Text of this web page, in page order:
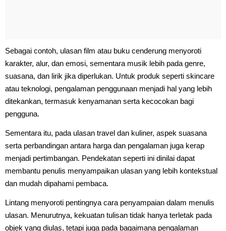
Sebagai contoh, ulasan film atau buku cenderung menyoroti
karakter, alur, dan emosi, sementara musik lebih pada genre,
suasana, dan lirik jika diperlukan. Untuk produk seperti skincare
atau teknologi, pengalaman penggunaan menjadi hal yang lebih
ditekankan, termasuk kenyamanan serta kecocokan bagi
pengguna.
Sementara itu, pada ulasan travel dan kuliner, aspek suasana
serta perbandingan antara harga dan pengalaman juga kerap
menjadi pertimbangan. Pendekatan seperti ini dinilai dapat
membantu penulis menyampaikan ulasan yang lebih kontekstual
dan mudah dipahami pembaca.
Lintang menyoroti pentingnya cara penyampaian dalam menulis
ulasan. Menurutnya, kekuatan tulisan tidak hanya terletak pada
objek yang diulas, tetapi juga pada bagaimana pengalaman